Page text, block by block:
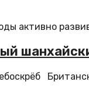
активно